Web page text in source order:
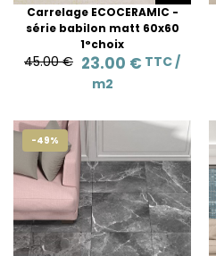
Carrelage ECOCERAMIC -
série babilon matt 60x60
1°choix
45.00 € 23.00 € TTC /
m2
-49%